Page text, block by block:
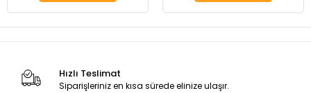
Hızlı Teslimat
Siparişleriniz en kısa sürede elinize ulaşır.